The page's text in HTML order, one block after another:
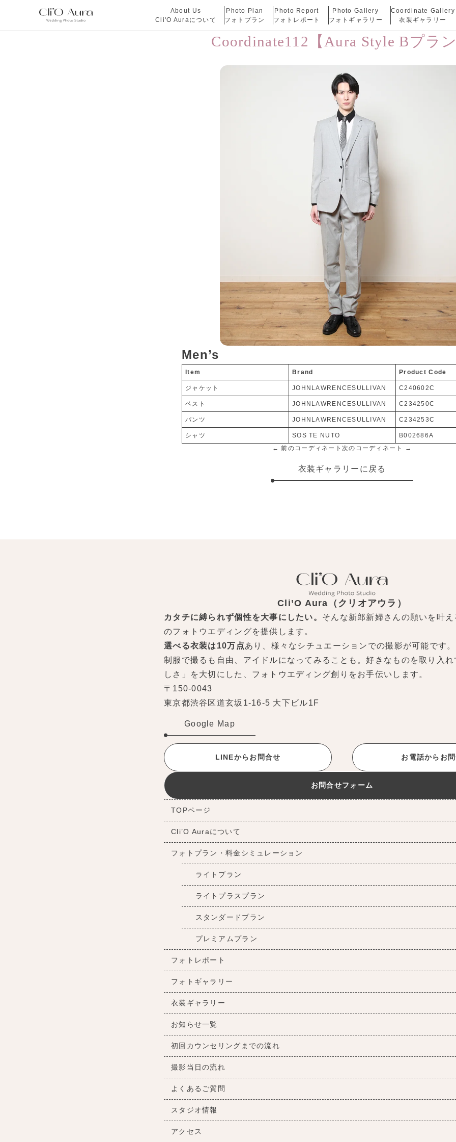
About Us
Cli'O Auraについて
Photo Plan
フォトプラン
Photo Report
フォトレポート
Photo Gallery
フォトギャラリー
Coordinate Gallery
衣装ギャラリー
Coordinate112【Aura Style Bプラ
Men’s
Item Brand Product Code
ジャケット JOHNLAWRENCESULLIVAN C240602C
ベスト JOHNLAWRENCESULLIVAN C234250C
パンツ JOHNLAWRENCESULLIVAN C234253C
シャツ SOS TE NUTO
B002686A
← 前のコーディネート 次のコーディネート →
衣装ギャラリーに戻る
Cli’O Aura（クリオアウラ）
カタチに縛られず個性を大事にしたい。 そんな新郎新婦さんの願いを叶
のフォトウエディングを提供します。
選べる衣装は10万点あり、様々なシチュエーションでの撮影が可能です
制服で撮るも自由、アイドルになってみることも。好きなものを取り入
しさ」を大切にした、フォトウエディング創りをお手伝いします。
〒150-0043
東京都渋谷区道玄坂1-16-5 大下ビル1F
Google Map
LINEからお問合せ お電話からお
お問合せフォーム
TOPページ
Cli’O Auraについて
フォトプラン・料金シミュレーション
ライトプラン
ライトプラスプラン
スタンダードプラン
プレミアムプラン
フォトレポート
フォトギャラリー
衣装ギャラリー
お知らせ一覧
初回カウンセリングまでの流れ
撮影当日の流れ
よくあるご質問
スタジオ情報
アクセス